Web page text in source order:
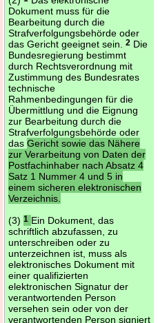
Dokument muss für die
Bearbeitung durch die
Strafverfolgungsbehörde oder
das Gericht geeignet sein.
2Die
Bundesregierung bestimmt
durch Rechtsverordnung mit
Zustimmung des Bundesrates
technische
Rahmenbedingungen für die
Übermittlung und die Eignung
zur Bearbeitung durch die
Strafverfolgungsbehörde oder
das Gericht sowie das Nähere
zur Verarbeitung von Daten der
Postfachinhaber nach Absatz 4
Satz 1 Nummer 4 und 5 in
einem sicheren elektronischen
Verzeichnis.
(3) 1 Ein Dokument, das
schriftlich abzufassen, zu
unterschreiben oder zu
unterzeichnen ist, muss als
elektronisches Dokument mit
einer qualifizierten
elektronischen Signatur der
verantwortenden Person
versehen sein oder von der
verantwortenden Person signiert